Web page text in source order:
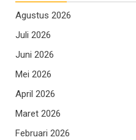
Agustus 2026
Juli 2026
Juni 2026
Mei 2026
April 2026
Maret 2026
Februari 2026